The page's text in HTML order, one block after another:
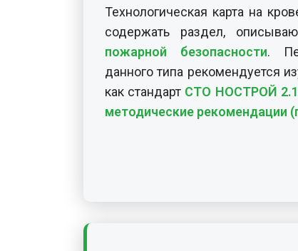
Технологическая карта на
содержать раздел,
пожарной безопасности.
данного типа рекомендуется
как стандарт СТО НОСТРОЙ
методические рекомендации